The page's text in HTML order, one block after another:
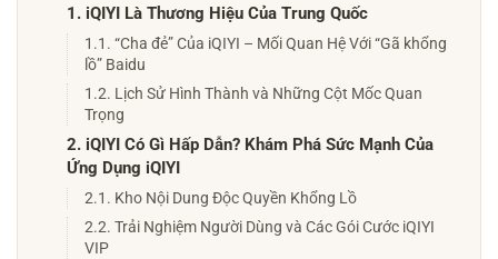
1. iQIYI Là Thương Hiệu Của Trung Quốc
1.1. “Cha đẻ” Của iQIYI – Mối Quan Hệ Với “Gã khổng
lồ” Baidu
1.2. Lịch Sử Hình Thành và Những Cột Mốc Quan
Trọng
2. iQIYI Có Gì Hấp Dẫn? Khám Phá Sức Mạnh Của
Ứng Dụng iQIYI
2.1. Kho Nội Dung Độc Quyền Khổng Lồ
2.2. Trải Nghiệm Người Dùng và Các Gói Cước iQIYI
VIP